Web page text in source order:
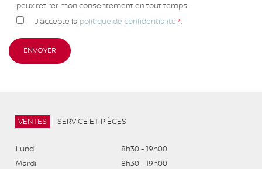
peux retirer mon consentement en tout temps.
J’accepte la politique de confidentialité *.
VENTES SERVICE ET PIÈCES
Lundi
8h30 - 19h00
Mardi
8h30 - 19h00